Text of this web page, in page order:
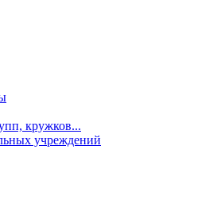
кружков...
учреждений